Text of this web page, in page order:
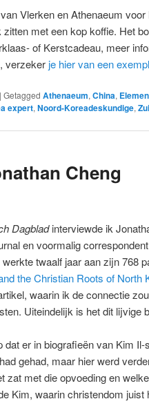
Vlerken en Athenaeum
zitten met een kop koffie. Het
of Kerstcadeau, meer
verzekerje hier van een
| Getagged Athenaeum, China,
expert, Noord-Koreadeskundige,
Cheng
Dagbladinterviewde ik
en voormalig
twaalf jaar aan zijn 768
the Christian Roots of North
waarin ik de connectie
Uiteindelijk is het dit lijvige
dat er in biografieën van Kim
gehad, maar hier werd
zat met die opvoeding en
Kim, waarin christendom juist